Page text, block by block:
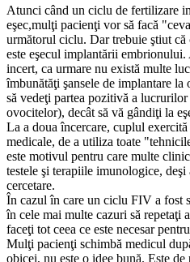
Atunci când un ciclu de fertilizare
eşec,mulţi pacienţi vor să facă
următorul ciclu. Dar trebuie ştiut
este eşecul implantării
incert, ca urmare nu există multe
îmbunătăţi şansele de implantare
să vedeţi partea pozitivă a
ovocitelor), decât să vă gândiţi la
La a doua încercare, cuplul
medicale, de a utiliza toate
este motivul pentru care multe
testele şi terapiile imunologice, deşi
cercetare.
În cazul în care un ciclu FIV a fost
în cele mai multe cazuri să repetaţi
faceţi tot ceea ce este necesar
Mulţi pacienţi schimbă medicul
obicei, nu este o idee bună. Este